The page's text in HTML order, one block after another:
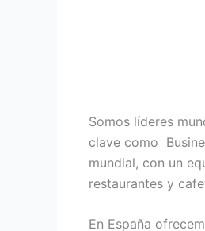
Somos líderes
clave como
mundial, con un
restaurantes y
En España